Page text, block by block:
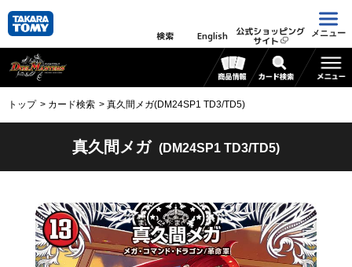
検索 English 公式ショッピング
サイト
メニュー
トップ カード検索 真久間メガ(DM24SP1 TD3/TD5)
真久間メガ (DM24SP1 TD3/TD5)